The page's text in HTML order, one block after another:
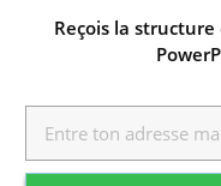
Reçois la structure